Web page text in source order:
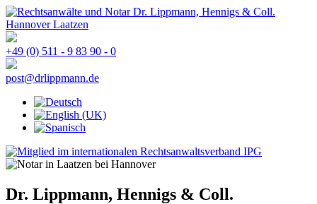
+49 (0) 511 - 9 83 90 - 0
post@drlippmann.de
Dr. Lippmann, Hennigs & Coll.